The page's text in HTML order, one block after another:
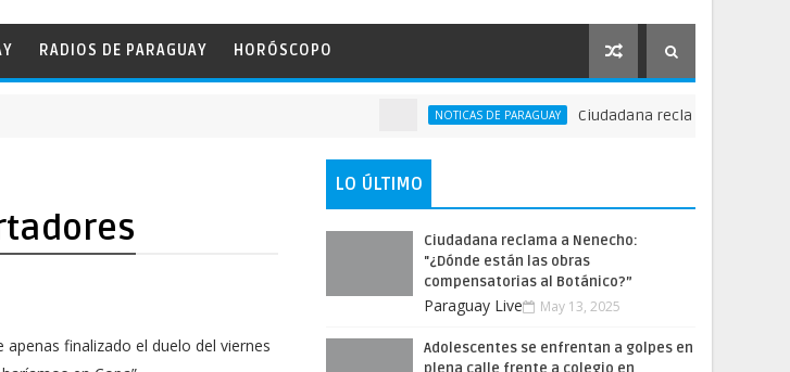
RADIOS DE PARAGUAY HORÓSCOPO
NOTICAS DE PARAGUAY Ciudadana reclama a Nenecho:
finalizado el duelo del viernes
LO ÚLTIMO
Ciudadana reclama a Nenecho:
"¿Dónde están las obras
compensatorias al Botánico?”
Paraguay Live May 13, 2025
Adolescentes se enfrentan a golpes en